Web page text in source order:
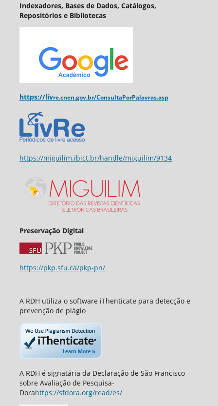
Indexadores, Bases de Dados, Catálogos,
Repositórios e Bibliotecas
https://livre.cnen.gov.br/ConsultaPorPalavras.asp
https://miguilim.ibict.br/handle/miguilim/9134
Preservação Digital
https://pkp.sfu.ca/pkp-pn/
A RDH utiliza o software iThenticate para detecção e
prevenção de plágio
A RDH é signatária da Declaração de São Francisco
sobre Avaliação de Pesquisa-
Dorahttps://sfdora.org/read/es/